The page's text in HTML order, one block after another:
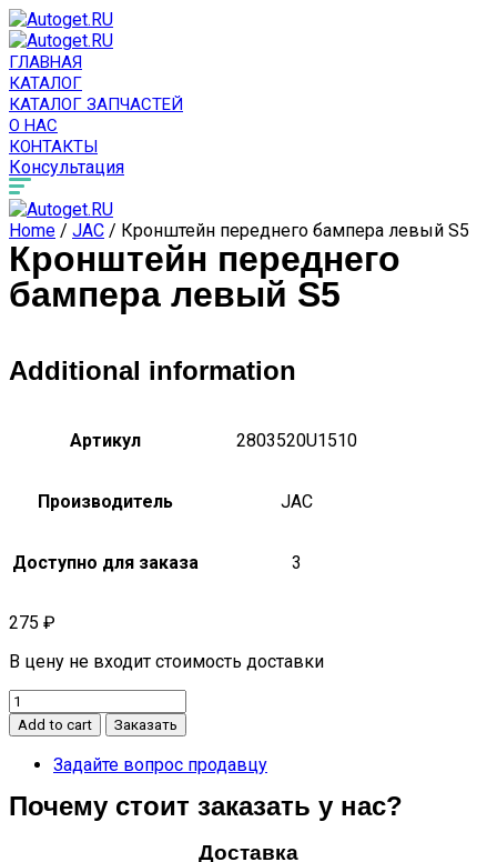
ГЛАВНАЯ
КАТАЛОГ
КАТАЛОГ ЗАПЧАСТЕЙ
О НАС
КОНТАКТЫ
Консультация
Home / JAC / Кронштейн переднего бампера левый S5
Кронштейн переднего
бампера левый S5
Additional information
Артикул 2803520U1510
Производитель JAC
Доступно для заказа 3
275 ₽
В цену не входит стоимость доставки
Кронштейн
переднего
бампера
левый
quantity
Add to cart Заказать
Задайте вопрос продавцу
Почему стоит заказать у нас?
Доставка